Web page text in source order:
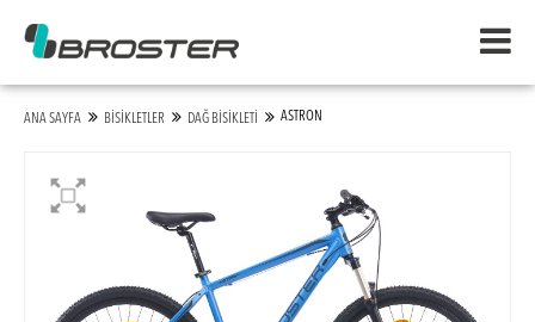
ANA SAYFA BİSİKLETLER DAĞ BİSİKLETİ ASTRON